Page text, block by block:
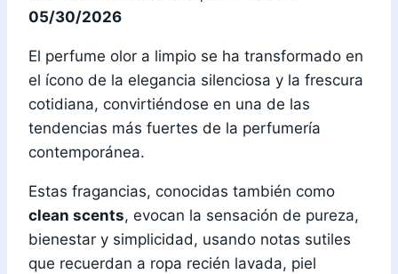
05/30/2026
El perfume olor a limpio se ha transformado en
el ícono de la elegancia silenciosa y la frescura
cotidiana, convirtiéndose en una de las
tendencias más fuertes de la perfumería
contemporánea.
Estas fragancias, conocidas también como
clean scents, evocan la sensación de pureza,
bienestar y simplicidad, usando notas sutiles
que recuerdan a ropa recién lavada, piel